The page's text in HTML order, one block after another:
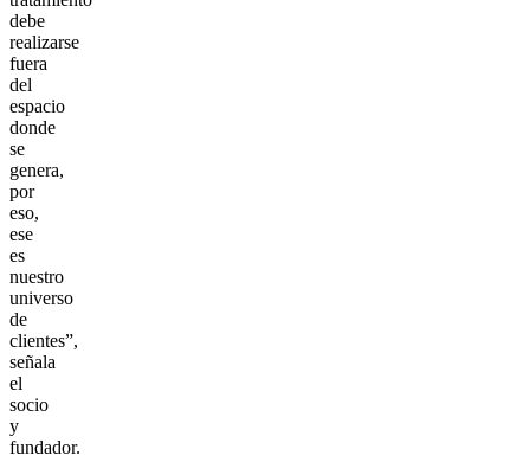
debe
realizarse
fuera
del
espacio
donde
se
genera,
por
eso,
ese
es
nuestro
universo
de
clientes”,
señala
el
socio
y
fundador.